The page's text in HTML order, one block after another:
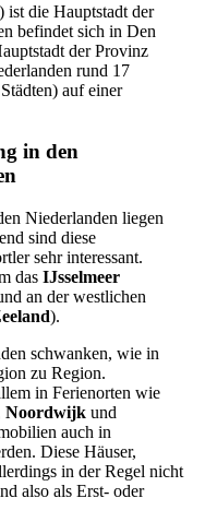
ist die Hauptstadt der
befindet sich in Den
der Provinz
rund 17
auf einer
in den
Niederlanden liegen
sind diese
sehr interessant.
das IJsselmeer
an der westlichen
).
schwanken, wie in
zu Region.
in Ferienorten wie
Noordwijk und
auch in
Diese Häuser,
in der Regel nicht
also als Erst- oder